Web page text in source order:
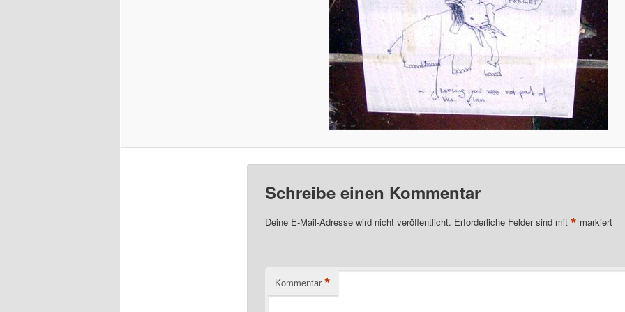
Schreibe einen Kommentar
Deine E-Mail-Adresse wird nicht veröffentlicht. Erforderliche Felder sind mit * markiert
Kommentar *